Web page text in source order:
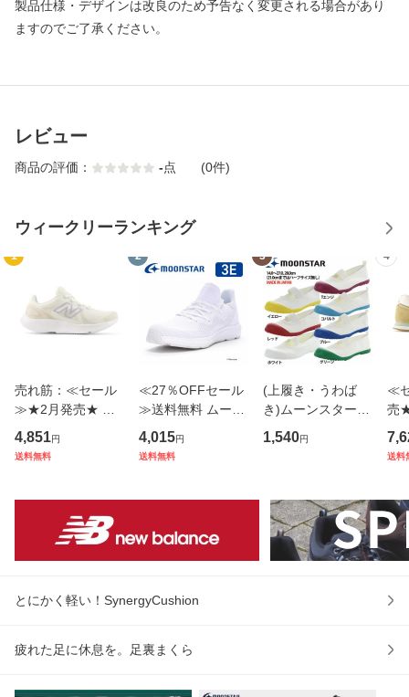
製品仕様・デザインは改良のため予告なく変更される場合があり
ますのでご了承ください。
レビュー
商品の評価： -点 (0件)
ウィークリーランキング
1
売れ筋：≪セール
≫★2月発売★ 春
夏新作 送料無料 ニ
ューバランス new
B W430544 2
4,851円
送料無料
2
≪27％OFFセール
≫送料無料 ムーン
スター メンズ/レデ
ィース スニーカー
4,015円
送料無料
3
(上履き・うわば
き)ムーンスター
子供靴 日本製 スク
ール キッズ シュー
バンド 綿 抗菌防臭
定番 入
1,540円
4
≪
売
無
ス
カ
B
送料
とにかく軽い！SynergyCushion
疲れた足に休息を。足裏まくら